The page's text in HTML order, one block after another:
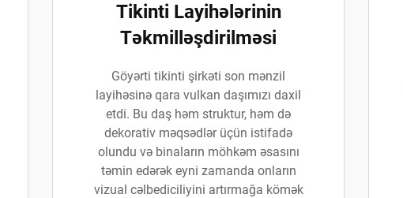
Tikinti Layihələrinin
Təkmilləşdirilməsi
Göyərti tikinti şirkəti son mənzil
layihəsinə qara vulkan daşımızı daxil
etdi. Bu daş həm struktur, həm də
dekorativ məqsədlər üçün istifadə
olundu və binaların möhkəm əsasını
təmin edərək eyni zamanda onların
vizual cəlbediciliyini artırmağa kömək